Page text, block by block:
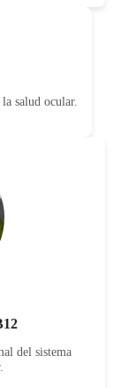
salud ocular.
del sistema